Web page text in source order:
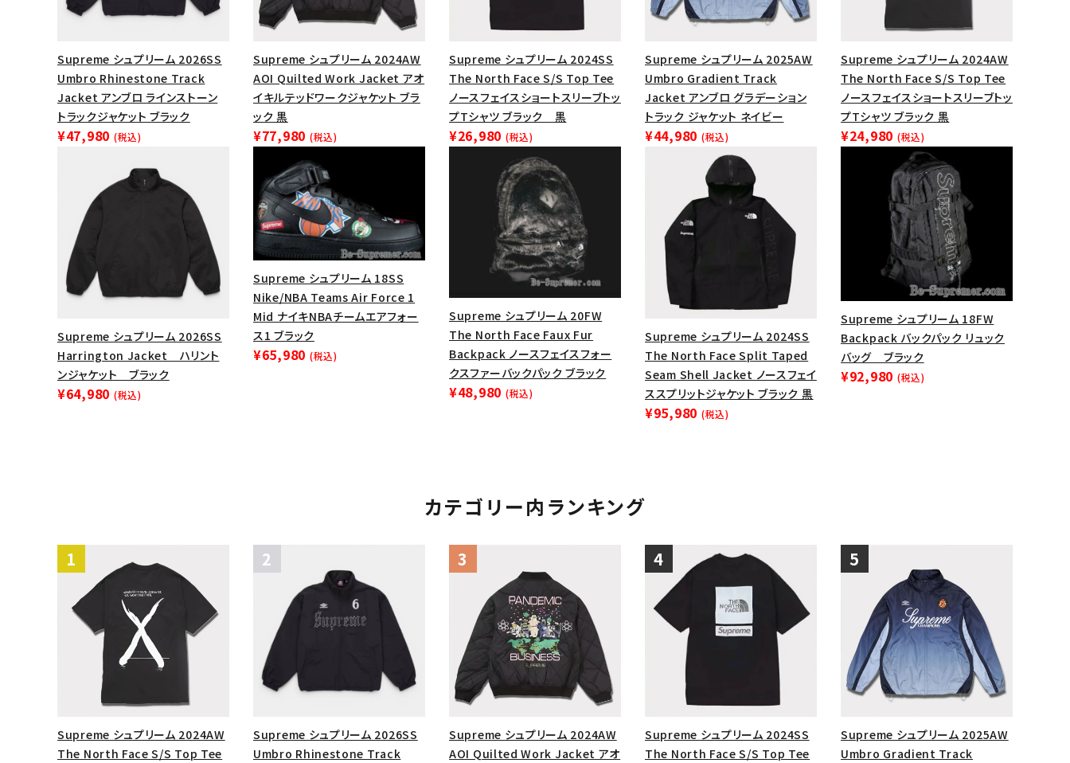
円
2025AW
2025SS
パーカー・クルーネック
ショルダー・ウエストバッグ
ボックスロゴ
ブラックスウェット
在庫のない商品を表示する
絞り込んで検索する
Supreme シュプリーム 2026SS
Umbro Rhinestone Track
Jacket アンブロ ラインストーン
トラックジャケット ブラック
¥47,980 (税込)
Supreme シュプリーム 2024AW
AOI Quilted Work Jacket アオ
イキルテッドワークジャケット ブラ
ック 黒
¥77,980 (税込)
Supreme シュプリーム 2024SS
The North Face S/S Top Tee
ノースフェイスショートスリーブトッ
プTシャツ ブラック 黒
¥26,980 (税込)
Supreme シュプリーム 2025AW
Umbro Gradient Track
Jacket アンブロ グラデーション
トラック ジャケット ネイビー
¥44,980 (税込)
Supreme シュプリーム 2024AW
The North Face S/S Top Tee
ノースフェイスショートスリーブトッ
プTシャツ ブラック 黒
¥24,980 (税込)
Supreme シュプリーム 2026SS
Harrington Jacket ハリント
ンジャケット ブラック
¥64,980 (税込)
Supreme シュプリーム 18SS
Nike/NBA Teams Air Force 1
Mid ナイキNBAチームエアフォー
ス1 ブラック
¥65,980 (税込)
Supreme シュプリーム 20FW
The North Face Faux Fur
Backpack ノースフェイスフォー
クスファーバックパック ブラック
¥48,980 (税込)
Supreme シュプリーム 2024SS
The North Face Split Taped
Seam Shell Jacket ノースフェイ
ススプリットジャケット ブラック 黒
¥95,980 (税込)
Supreme シュプリーム 18FW
Backpack バックパック リュック
バッグ ブラック
¥92,980 (税込)
カテゴリー内ランキング
Supreme シュプリーム 2024AW
The North Face S/S Top Tee
Supreme シュプリーム 2026SS
Umbro Rhinestone Track
Supreme シュプリーム 2024AW
AOI Quilted Work Jacket アオ
Supreme シュプリーム 2024SS
The North Face S/S Top Tee
Supreme シュプリーム 2025AW
Umbro Gradient Track